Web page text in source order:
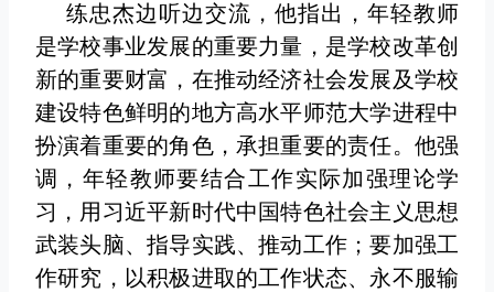
练忠杰边听边交流，他指出，年轻教师
是学校事业发展的重要力量，是学校改革创
新的重要财富，在推动经济社会发展及学校
建设特色鲜明的地方高水平师范大学进程中
扮演着重要的角色，承担重要的责任。他强
调，年轻教师要结合工作实际加强理论学
习，用习近平新时代中国特色社会主义思想
武装头脑、指导实践、推动工作；要加强工
作研究，以积极进取的工作状态、永不服输